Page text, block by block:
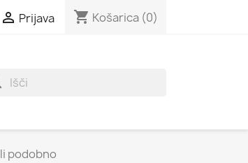
 Prijava shopping_cart Košarica (0)
podobno